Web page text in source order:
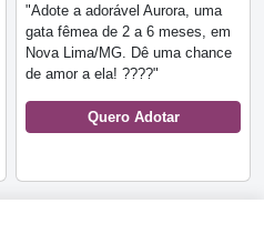
"Adote a adorável Aurora, uma
gata fêmea de 2 a 6 meses, em
Nova Lima/MG. Dê uma chance
de amor a ela! ????"
Quero Adotar